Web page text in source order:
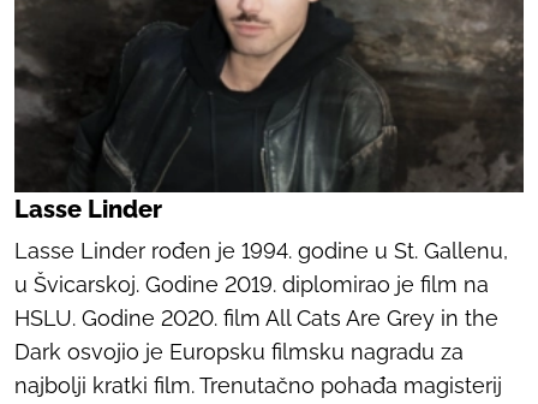
Lasse Linder
Lasse Linder rođen je 1994. godine u St. Gallenu,
u Švicarskoj. Godine 2019. diplomirao je film na
HSLU. Godine 2020. film All Cats Are Grey in the
Dark osvojio je Europsku filmsku nagradu za
najbolji kratki film. Trenutačno pohađa magisterij